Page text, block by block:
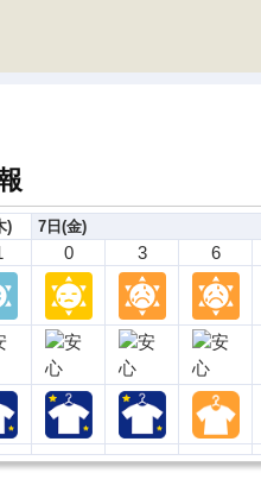
) 7日(金)
0 3 6